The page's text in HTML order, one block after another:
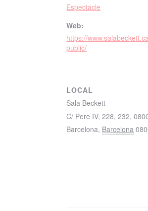
Espectacle
Web:
https://
public/
LOCAL
Sala Beckett
C/ Pere IV, 228, 232,
Barcelona, Barcelona